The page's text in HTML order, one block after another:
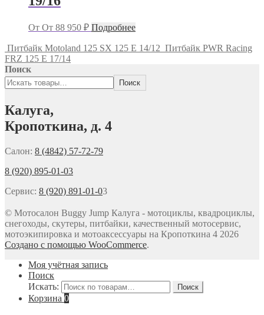
От От 88 950 ₽ Подробнее
Питбайк Motoland 125 SX 125 E 14/12 Питбайк PWR Racing
FRZ 125 E 17/14
Поиск
Поиск
Калуга,
Кропоткина, д. 4
Салон: 8 (4842) 57-72-79
8 (920) 895-01-03
Сервис: 8 (920) 891-01-03
© Мотосалон Buggy Jump Калуга - мотоциклы, квадроциклы,
снегоходы, скутеры, питбайки, качественный мотосервис,
мотоэкипировка и мотоаксессуары на Кропоткина 4 2026
Создано с помощью WooCommerce.
Моя учётная запись
Поиск
Искать:
Поиск
Корзина 0